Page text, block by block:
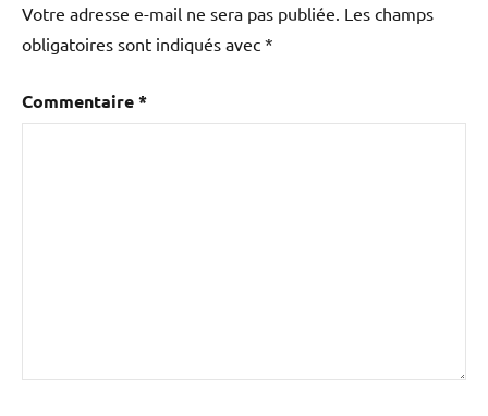
Votre adresse e-mail ne sera pas publiée. Les champs
obligatoires sont indiqués avec *
Commentaire*